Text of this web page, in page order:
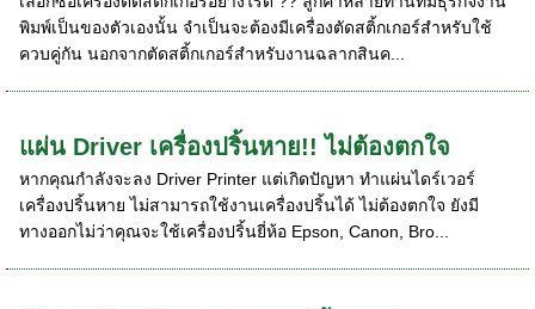
พิมพ์เป็นของตัวเองนั้น จำเป็นจะต้องมีเครื่องตัดสติ้กเกอร์สำหรับใช้
ควบคู่กัน นอกจากตัดสติ้กเกอร์สำหรับงานฉลากสินค...
แผ่น Driver เครื่องปริ้นหาย!! ไม่ต้องตกใจ
หากคุณกำลังจะลง Driver Printer แต่เกิดปัญหา ทำแผ่นไดร์เวอร์
เครื่องปริ้นหาย ไม่สามารถใช้งานเครื่องปริ้นได้ ไม่ต้องตกใจ ยังมี
ทางออกไม่ว่าคุณจะใช้เครื่องปริ้นยี่ห้อ Epson, Canon, Bro...